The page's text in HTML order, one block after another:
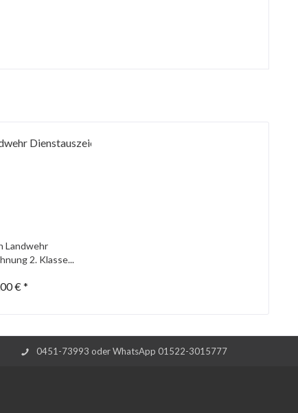
Landwehr
2. Klasse...
€ *
0451-73993 oder WhatsApp 01522-3015777